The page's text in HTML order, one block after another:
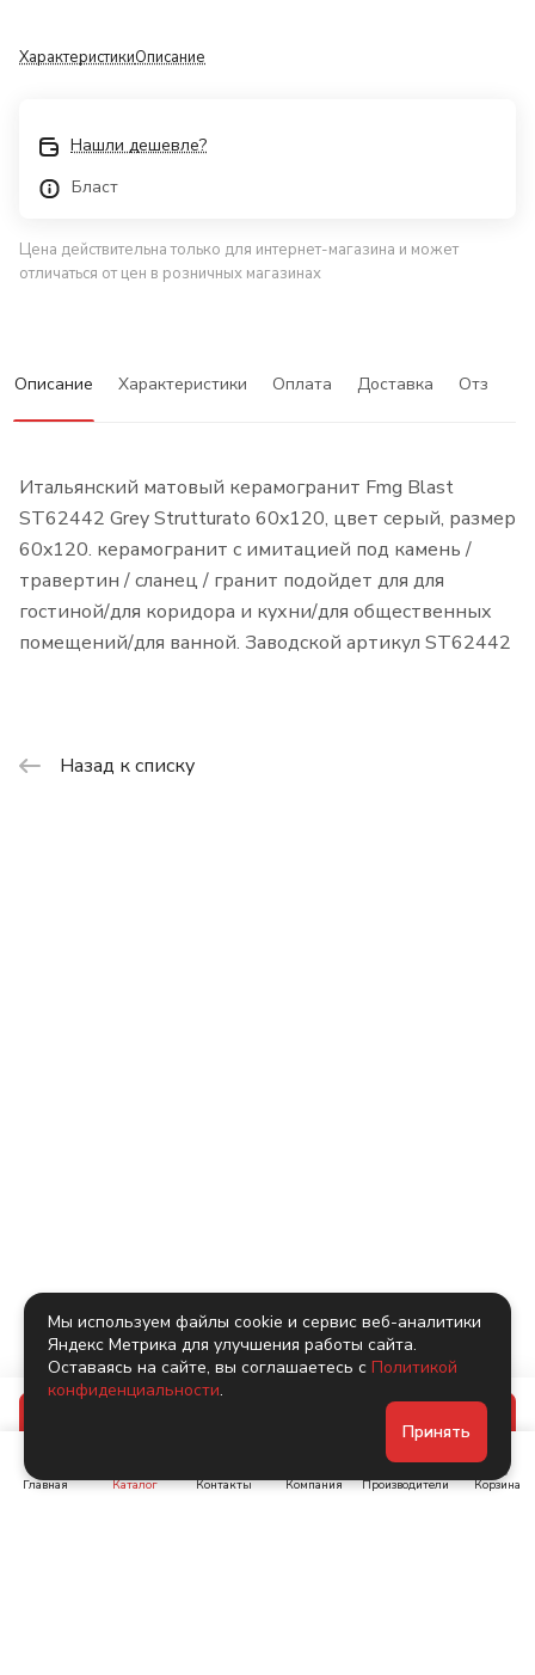
ХарактеристикиОписание
Нашли дешевле?
Бласт
Цена действительна только для интернет-магазина и может
отличаться от цен в розничных магазинах
Описание Характеристики Оплата Доставка Отзывы
Итальянский матовый керамогранит Fmg Blast
ST62442 Grey Strutturato 60x120, цвет серый, размер
60x120. керамогранит с имитацией под камень /
травертин / сланец / гранит подойдет для для
гостиной/для коридора и кухни/для общественных
помещений/для ванной. Заводской артикул ST62442
Назад к списку
Главная Каталог Контакты Компания Производители Корзина
Мы используем файлы cookie и сервис веб-аналитики
Яндекс Метрика для улучшения работы сайта.
Оставаясь на сайте, вы соглашаетесь с Политикой
конфиденциальности.
Принять